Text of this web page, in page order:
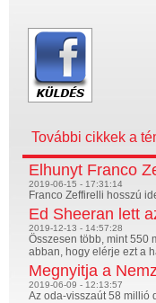
További cikkek a
Elhunyt Franco
2019-06-15 - 17:31:14
Franco Zeffirelli hosszú
Ed Sheeran lett
2019-12-13 - 14:57:28
Összesen több, mint 550
abban, hogy elérje ezt a
Megnyitja a
2019-06-09 - 12:13:57
Az oda-visszaút 58 millió